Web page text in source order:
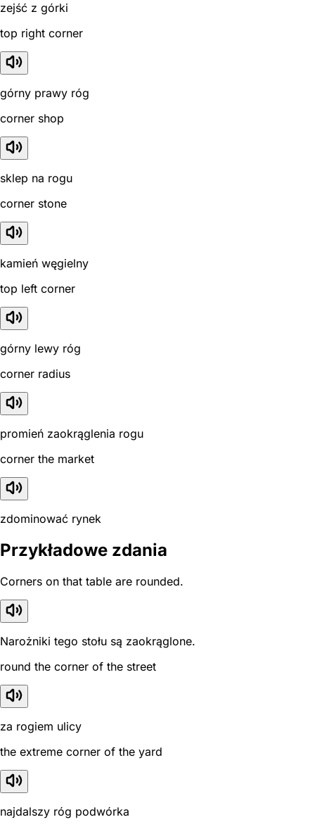
zejść z górki
top right corner
górny prawy róg
corner shop
sklep na rogu
corner stone
kamień węgielny
top left corner
górny lewy róg
corner radius
promień zaokrąglenia rogu
corner the market
zdominować rynek
Przykładowe zdania
Corners on that table are rounded.
Narożniki tego stołu są zaokrąglone.
round the corner of the street
za rogiem ulicy
the extreme corner of the yard
najdalszy róg podwórka